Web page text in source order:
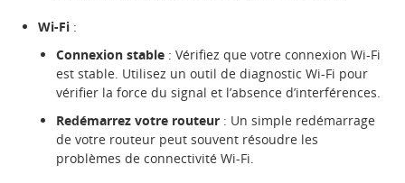
Wi-Fi :
Connexion stable : Vérifiez que votre connexion Wi-Fi
est stable. Utilisez un outil de diagnostic Wi-Fi pour
vérifier la force du signal et l’absence d’interférences.
Redémarrez votre routeur : Un simple redémarrage
de votre routeur peut souvent résoudre les
problèmes de connectivité Wi-Fi.